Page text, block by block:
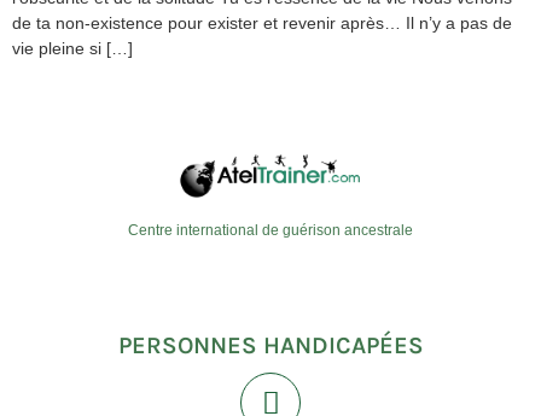
de ta non-existence pour exister et revenir après… Il n’y a pas de
vie pleine si […]
Centre international de guérison ancestrale
PERSONNES HANDICAPÉES